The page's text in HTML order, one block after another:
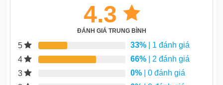
4.3
ĐÁNH GIÁ TRUNG BÌNH
5 33% | 1 đánh giá
4
66% | 2 đánh giá
3
0% | 0 đánh giá